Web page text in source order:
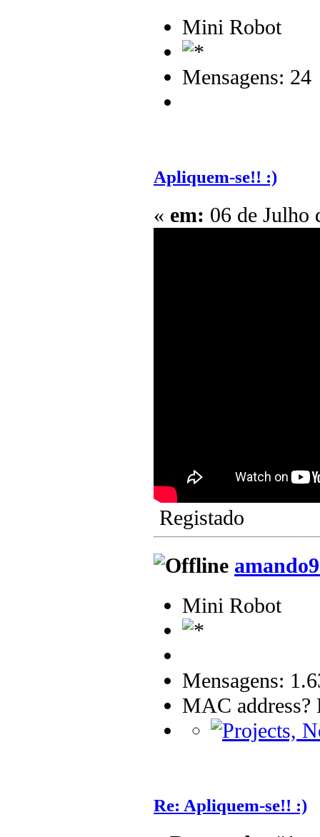
Mini Robot
Mensagens: 24
Apliquem-se!! :)
« em: 06 de Julho
Registado
Mini Robot
Mensagens:
MAC
Re: Apliquem-se!! :)